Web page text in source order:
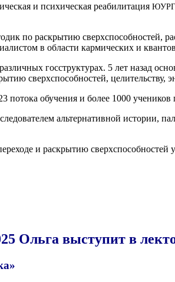
и пси­хи­че­ская реа­би­ли­та­ция
по рас­кры­тию сверх­спо­соб­но­стей,
в обла­сти кар­ми­че­ских и
гос­струк­ту­рах. 5 лет назад
сверх­спо­соб­но­стей, цели­тель­ству,
пото­ка обу­че­ния и более 1000 уче­ни­ков
аль­тер­на­тив­ной исто­рии,
и рас­кры­тию
Ольга выступит в